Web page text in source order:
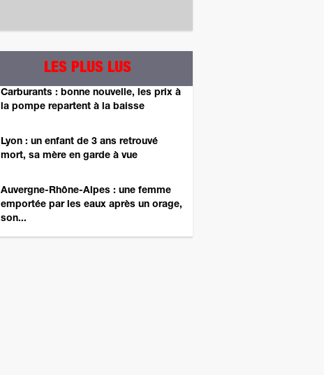
LES PLUS LUS
Carburants : bonne nouvelle, les prix à
la pompe repartent à la baisse
Lyon : un enfant de 3 ans retrouvé
mort, sa mère en garde à vue
Auvergne-Rhône-Alpes : une femme
emportée par les eaux après un orage,
son...